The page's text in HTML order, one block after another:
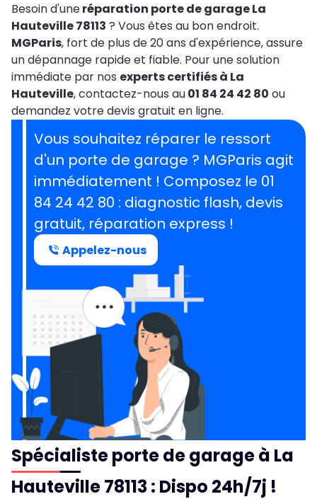
Besoin d'uneréparation porte de garage La
Hauteville 78113 ? Vous êtes au bon endroit.
MGParis, fort de plus de 20 ans d'expérience, assure
un dépannage rapide et fiable. Pour une solution
immédiate par nos experts certifiés à La
Hauteville, contactez-nous au01 84 24 42 80 ou
demandez votre devis gratuit en ligne.
Vous souhaitez réparer le ressort
d'un porte de garage ? MGParis agit
immédiatement ! Composez le 01
84 24 42 80 : diagnostic flash, devis
gratuit, réparation express !
Appelez-nous
Spécialiste porte de garage à La
Hauteville 78113 : Dispo 24h/7j !